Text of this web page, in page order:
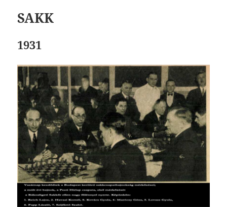
SAKK
1931